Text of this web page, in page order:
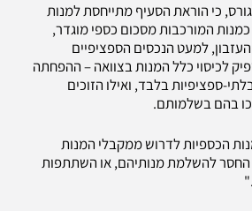
כי הוראת הסעיף מתייחסת למנות
המורכבות מסכום כספי מוגדר,
למעט הנכסים הספציפיים
לכיסוי כלל המנות בצוואה – ההפחתה
ספציפיות בלבד, ואילו הזוכים
בהם בשלמותם.
הכספיות לדרוש ממקבלי המנות
החסר להשלמת מנותיהם, או השתתפות